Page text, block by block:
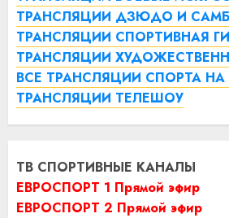
ТРАНСЛЯЦИИ ДЗЮДО И
ТРАНСЛЯЦИИ СПОРТИВНАЯ
ТРАНСЛЯЦИИ
ВСЕ ТРАНСЛЯЦИИ СПОРТА НА
ТРАНСЛЯЦИИ ТЕЛЕШОУ
ТВ СПОРТИВНЫЕ КАНАЛЫ
ЕВРОСПОРТ 1 Прямой эфир
ЕВРОСПОРТ 2 Прямой эфир